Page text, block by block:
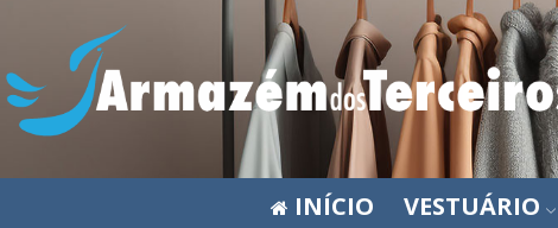
INÍCIO VESTUÁRIO